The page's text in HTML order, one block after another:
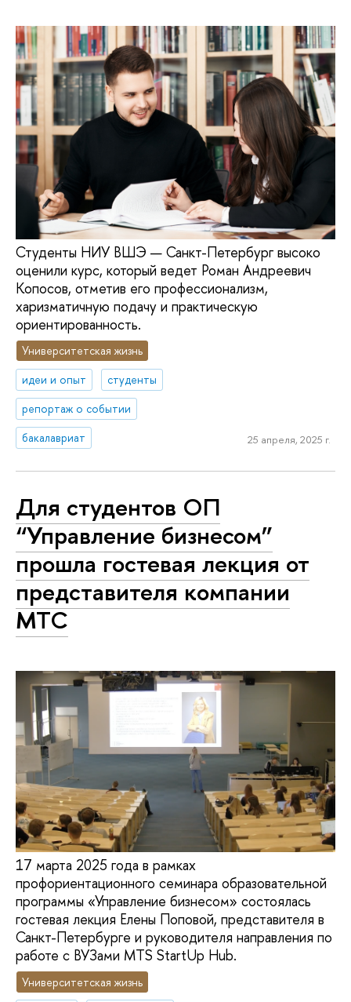
Студенты НИУ ВШЭ — Санкт-Петербург высоко
оценили курс, который ведет Роман Андреевич
Копосов, отметив его профессионализм,
харизматичную подачу и практическую
ориентированность.
Университетская жизнь
идеи и опыт
студенты
репортаж о событии
бакалавриат
25 апреля, 2025 г.
Для студентов ОП
“Управление бизнесом”
прошла гостевая лекция от
представителя компании
МТС
17 марта 2025 года в рамках
профориентационного семинара образовательной
программы «Управление бизнесом» состоялась
гостевая лекция Елены Поповой, представителя в
Санкт-Петербурге и руководителя направления по
работе с ВУЗами MTS StartUp Hub.
Университетская жизнь